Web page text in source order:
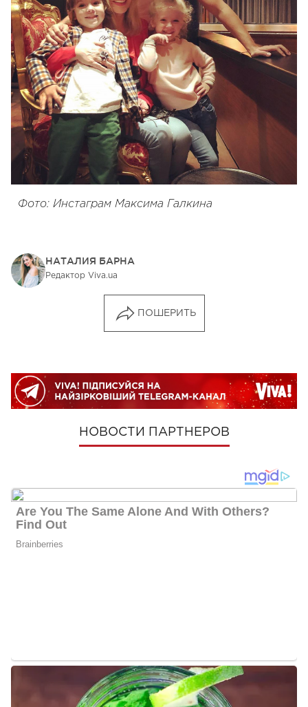
Фото: Инстаграм Максима Галкина
НАТАЛИЯ БАРНА
Редактор Viva.ua
ПОШЕРИТЬ
НОВОСТИ ПАРТНЕРОВ